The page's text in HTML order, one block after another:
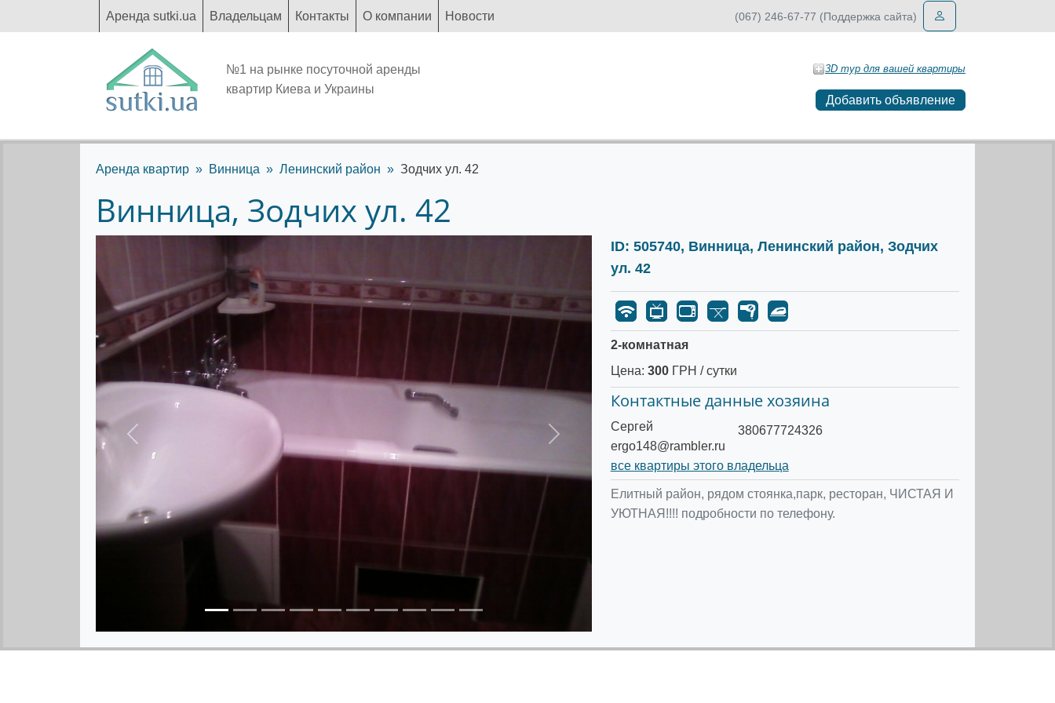
Аренда sutki.ua Владельцам Контакты О компании Новости (067) 246-67-77 (Поддержка сайта)
№1 на рынке посуточной аренды
квартир Киева и Украины
3D тур для вашей квартиры
Добавить объявление
Аренда квартир Винница Ленинский район Зодчих ул. 42
Винница, Зодчих ул. 42
Предыдущее Следующее
ID: 505740, Винница, Ленинский район, Зодчих
ул. 42
2-комнатная
Цена: 300ГРН / сутки
Контактные данные хозяина
Сергей
ergo148@rambler.ru
380677724326
все квартиры этого владельца
Елитный район, рядом стоянка,парк, ресторан, ЧИСТАЯ И
УЮТНАЯ!!!! подробности по телефону.